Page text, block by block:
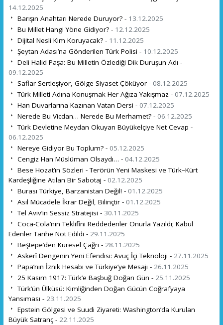
14.12.2025
Barışın Anahtarı Nerede Duruyor? - 13.12.2025
Bu Millet Hangi Yöne Gidiyor? - 12.12.2025
Dijital Nesli Kim Koruyacak? - 11.12.2025
Şeytan Adası’na Gönderilen Türk Polisi - 10.12.2025
Deli Halid Paşa: Bu Milletin Özlediği Dik Duruşun Adı -
09.12.2025
Saflar Sertleşiyor, Gölge Siyaset Çöküyor - 08.12.2025
Türk Milleti Adına Konuşmak Her Ağıza Yakışmaz - 07.12.2025
Han Duvarlarına Kazınan Vatan Dersi - 07.12.2025
Nerede Bu Vicdan… Nerede Bu Merhamet? - 06.12.2025
Türk Devletine Meydan Okuyan Büyükelçiye Net Cevap -
06.12.2025
Nereye Gidiyor Bu Toplum? - 05.12.2025
Cengiz Han Müslüman Olsaydı… - 04.12.2025
Bese Hozat’ın Sözleri - Terörün Yeni Maskesi ve Türk–Kürt
Kardeşliğine Atılan Bir Sabotaj - 02.12.2025
Burası Türkiye, Barzanistan Değil! - 01.12.2025
Asıl Mücadele İkrar Değil, Bilinçtir - 01.12.2025
Tel Aviv’in Sessiz Stratejisi - 30.11.2025
Coca-Cola’nın Teklifini Reddedenler Onurla Yazıldı; Kabul
Edenler Tarihe Not Edildi - 29.11.2025
Beştepe’den Küresel Çağrı - 28.11.2025
Askerî Dengenin Yeni Efendisi: Avuç İçi Teknoloji - 27.11.2025
Papa’nın İznik Hesabı ve Türkiye’ye Mesajı - 26.11.2025
25 Kasım 1917: Türk’e Başbuğ Doğan Gün - 25.11.2025
Türk’ün Ülküsü: Kimliğinden Doğan Gücün Coğrafyaya
Yansıması - 23.11.2025
Epstein Gölgesi ve Suudi Ziyareti: Washington’da Kurulan
Büyük Satranç - 22.11.2025